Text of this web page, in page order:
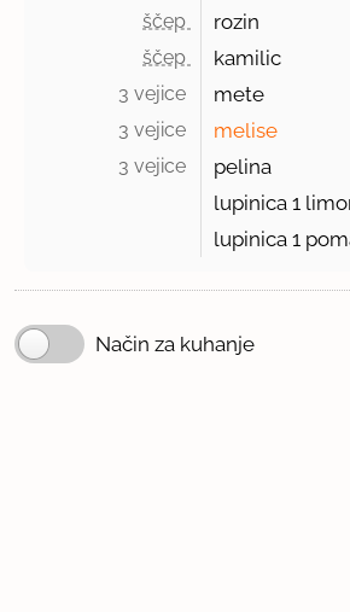
ščep rozin
ščep kamilic
3 vejice mete
3 vejice melise
3 vejice
pelina
lupinica 1
lupinica1
Način za kuhanje